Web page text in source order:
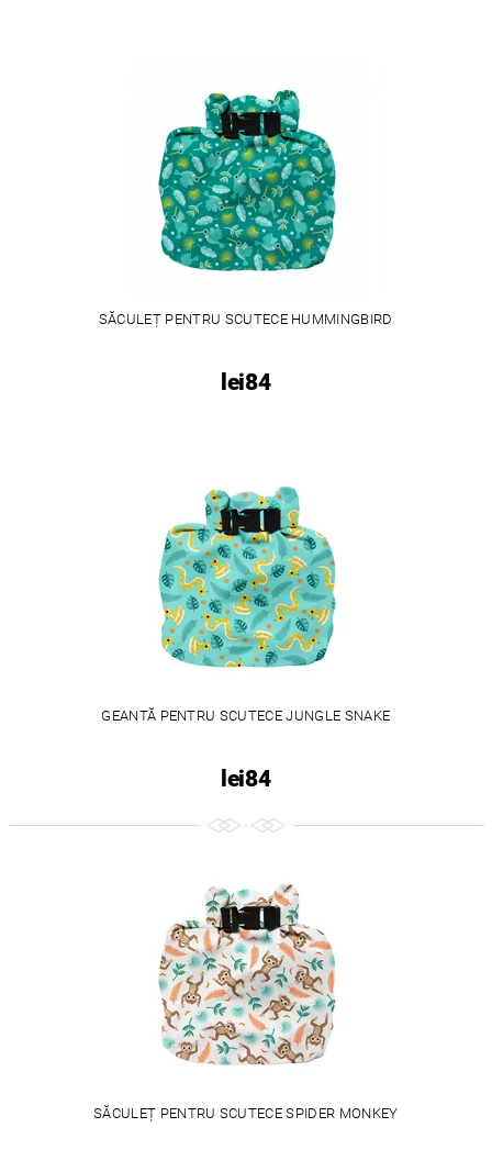
SĂCULEȚ PENTRU SCUTECE HUMMINGBIRD
lei84
GEANTĂ PENTRU SCUTECE JUNGLE SNAKE
lei84
SĂCULEȚ PENTRU SCUTECE SPIDER MONKEY